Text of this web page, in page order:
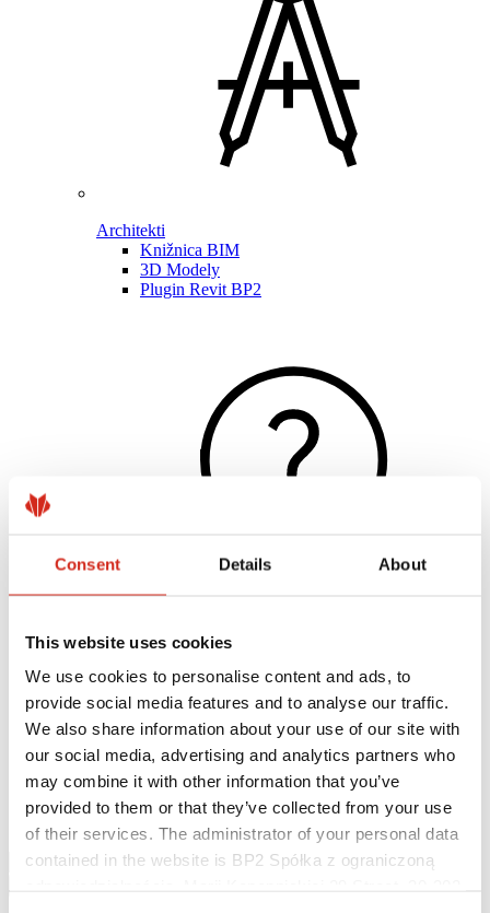
Consent Details About
This website uses cookies
We use cookies to personalise content and ads, to
provide social media features and to analyse our traffic.
We also share information about your use of our site with
our social media, advertising and analytics partners who
may combine it with other information that you’ve
provided to them or that they’ve collected from your use
of their services. The administrator of your personal data
contained in the website is BP2 Spółka z ograniczoną
Architekti
Knižnica BIM
3D Modely
Plugin Revit BP2
Užitočné odkazy
Nátery, farby a záruky
Registrácia záruky
Realizácie a inšpirácie
Súbory na stiahnutie
Nájsť zhotoviteľa
Knižnica BIM
Najčastejšie otázky (FAQ)
Na stiahnutie
Kontakty